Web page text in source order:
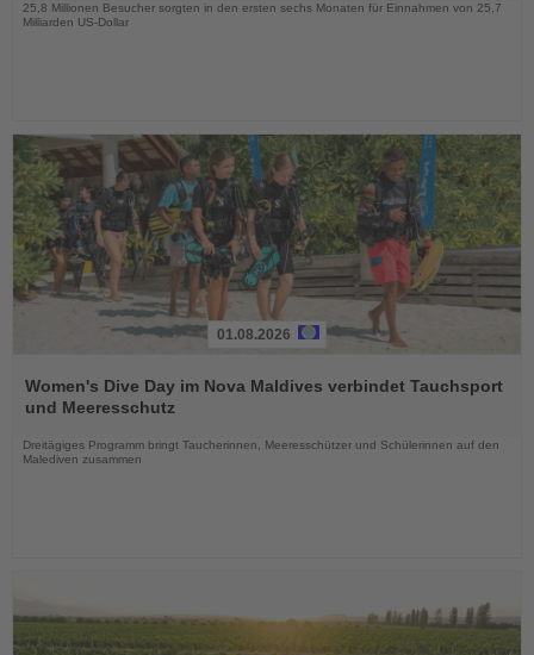
25,8 Millionen Besucher sorgten in den ersten sechs Monaten für Einnahmen von 25,7
Milliarden US-Dollar
Sie
die
01.08.2026
Women's Dive Day im Nova Maldives verbindet Tauchsport
und Meeresschutz
Dreitägiges Programm bringt Taucherinnen, Meeresschützer und Schülerinnen auf den
Malediven zusammen